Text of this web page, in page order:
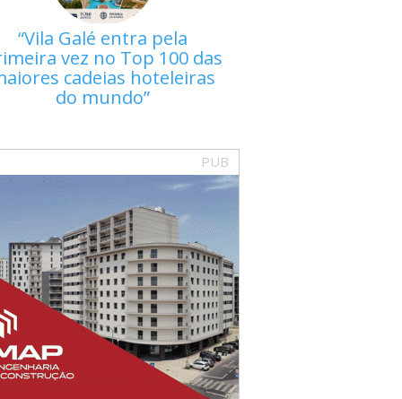
Vila Galé entra pela
vez no Top 100 das
cadeias hoteleiras
do mundo
PUB